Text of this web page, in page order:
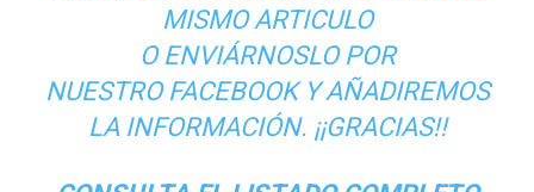
MISMO ARTICULO
O ENVIÁRNOSLO POR
NUESTRO FACEBOOK Y AÑADIREMOS
LA INFORMACIÓN. ¡¡GRACIAS!!